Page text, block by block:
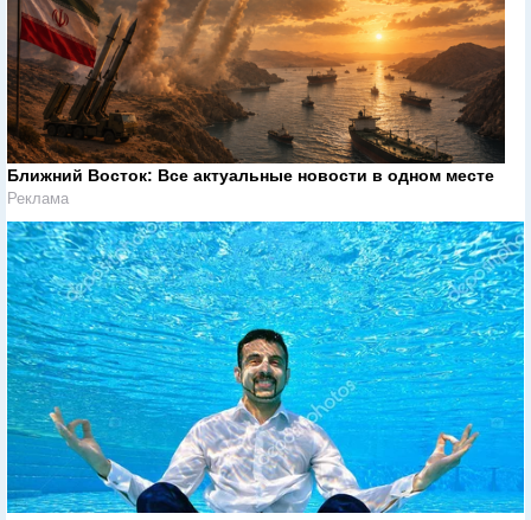
Ближний Восток: Все актуальные новости в одном месте
Реклама